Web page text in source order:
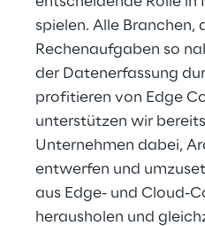
spielen. Alle Branchen,
Rechenaufgaben so
der Datenerfassung
profitieren von Edge
unterstützen wir
Unternehmen dabei,
entwerfen und
aus Edge- und Cloud-
herausholen und